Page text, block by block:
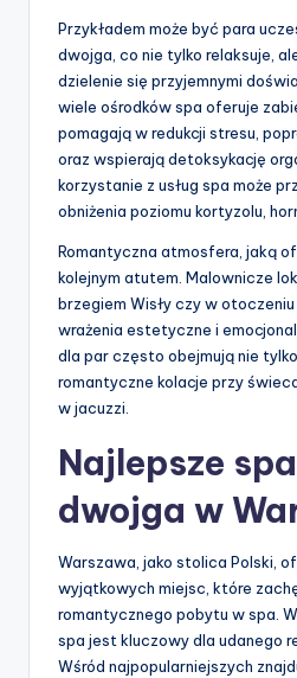
Przykładem może być para
dwojga, co nie tylko relaksuje,
dzielenie się przyjemnymi
wiele ośrodków spa oferuje
pomagają w redukcji stresu,
oraz wspierają detoksykację
korzystanie z usług spa może
obniżenia poziomu kortyzolu,
Romantyczna atmosfera, jaką
kolejnym atutem. Malownicze
brzegiem Wisły czy w
wrażenia estetyczne i
dla par często obejmują nie
romantyczne kolacje przy
w jacuzzi.
Najlepsze
dwojga w
Warszawa, jako stolica Polski,
wyjątkowych miejsc, które
romantycznego pobytu w spa.
spa jest kluczowy dla udanego
Wśród najpopularniejszych